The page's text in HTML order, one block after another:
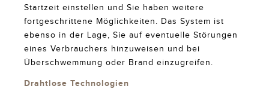
Startzeit einstellen und Sie haben weitere
fortgeschrittene Möglichkeiten. Das System ist
ebenso in der Lage, Sie auf eventuelle Störungen
eines Verbrauchers hinzuweisen und bei
Überschwemmung oder Brand einzugreifen.
Drahtlose Technologien